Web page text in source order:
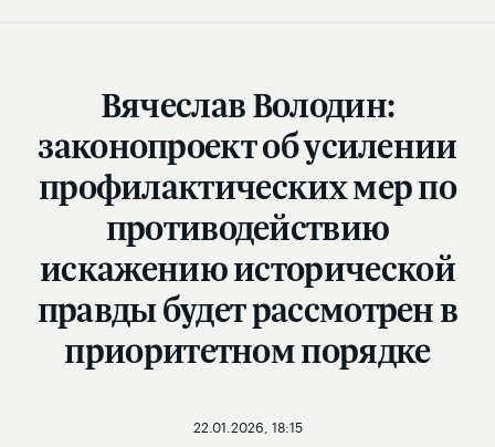
Вячеслав Володин:
законопроект об усилении
профилактических мер по
противодействию
искажению исторической
правды будет рассмотрен в
приоритетном порядке
22.01.2026, 18:15